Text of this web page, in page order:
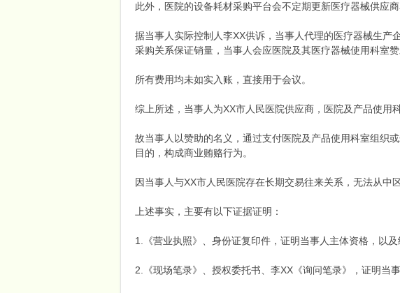
此外，医院的设备耗材采购平台会不定期更新医疗器械供应
据当事人实际控制人李XX供诉，当事人代理的医疗器械生
采购关系保证销量，当事人会应医院及其医疗器械使用科室
所有费用均未如实入账，直接用于会议。
综上所述，当事人为XX市人民医院供应商，医院及产品使用
故当事人以赞助的名义，通过支付医院及产品使用科室组织
目的，构成商业贿赂行为。
因当事人与XX市人民医院存在长期交易往来关系，无法从中
上述事实，主要有以下证据证明：
1.《营业执照》、身份证复印件，证明当事人主体资格，以及
2.《现场笔录》、授权委托书、李XX《询问笔录》，证明当